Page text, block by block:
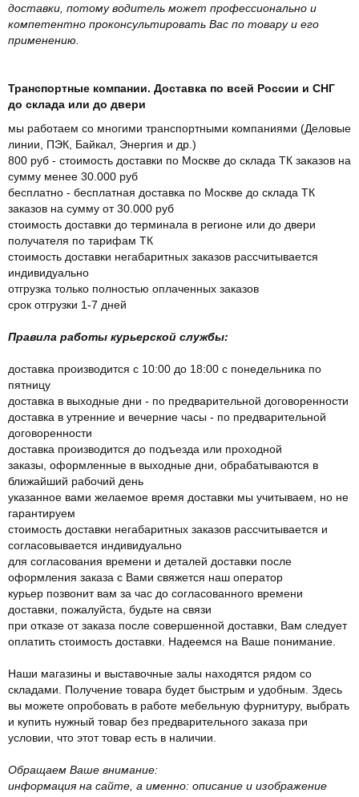
доставки, потому водитель может профессионально и
компетентно проконсультировать Вас по товару и его
применению.
Транспортные компании. Доставка по всей России и СНГ
до склада или до двери
мы работаем со многими транспортными компаниями (Деловые
линии, ПЭК, Байкал, Энергия и др.)
800 руб - стоимость доставки по Москве до склада ТК заказов на
сумму менее 30.000 руб
бесплатно - бесплатная доставка по Москве до склада ТК
заказов на сумму от 30.000 руб
стоимость доставки до терминала в регионе или до двери
получателя по тарифам ТК
стоимость доставки негабаритных заказов рассчитывается
индивидуально
отгрузка только полностью оплаченных заказов
срок отгрузки 1-7 дней
Правила работы курьерской службы:
доставка производится с 10:00 до 18:00 с понедельника по
пятницу
доставка в выходные дни - по предварительной договоренности
доставка в утренние и вечерние часы - по предварительной
договоренности
доставка производится до подъезда или проходной
заказы, оформленные в выходные дни, обрабатываются в
ближайший рабочий день
указанное вами желаемое время доставки мы учитываем, но не
гарантируем
стоимость доставки негабаритных заказов рассчитывается и
согласовывается индивидуально
для согласования времени и деталей доставки после
оформления заказа с Вами свяжется наш оператор
курьер позвонит вам за час до согласованного времени
доставки, пожалуйста, будьте на связи
при отказе от заказа после совершенной доставки, Вам следует
оплатить стоимость доставки. Надеемся на Ваше понимание.
Наши магазины и выставочные залы находятся рядом со
складами. Получение товара будет быстрым и удобным. Здесь
вы можете опробовать в работе мебельную фурнитуру, выбрать
и купить нужный товар без предварительного заказа при
условии, что этот товар есть в наличии.
Обращаем Ваше внимание:
информация на сайте, а именно: описание и изображение